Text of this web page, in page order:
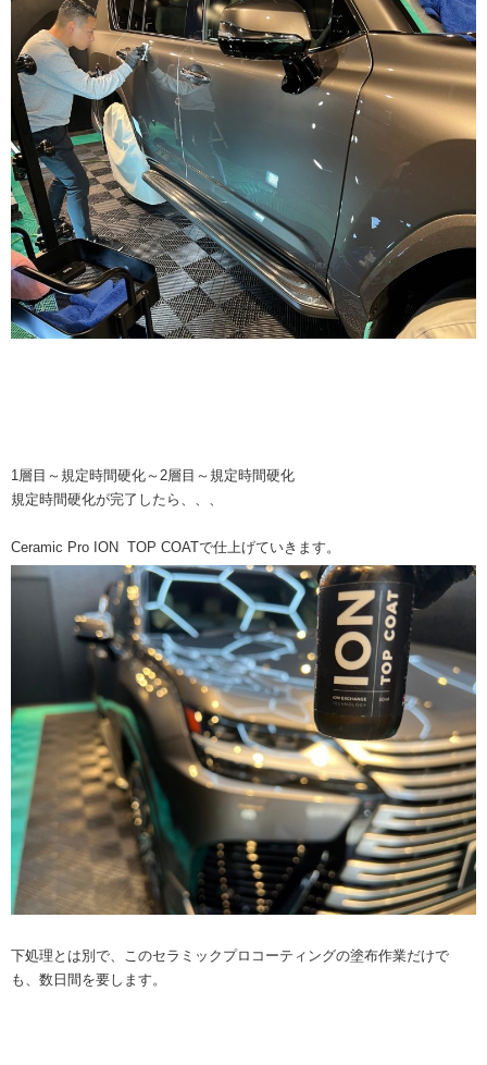
1層目～規定時間硬化～2層目～規定時間硬化
規定時間硬化が完了したら、、、
Ceramic Pro ION TOP COATで仕上げていきます。
下処理とは別で、このセラミックプロコーティングの塗布作業だけで
も、数日間を要します。